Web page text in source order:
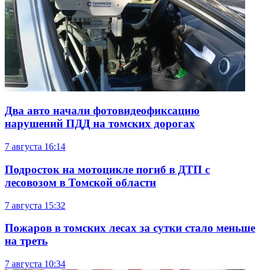
Два авто начали фотовидеофиксацию
нарушений ПДД на томских дорогах
7 августа 16:14
Подросток на мотоцикле погиб в ДТП с
лесовозом в Томской области
7 августа 15:32
Пожаров в томских лесах за сутки стало меньше
на треть
7 августа 10:34